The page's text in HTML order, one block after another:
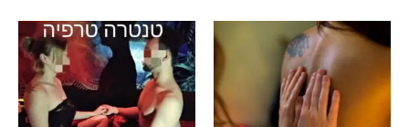
range:
through
This
product
multiple
variants.